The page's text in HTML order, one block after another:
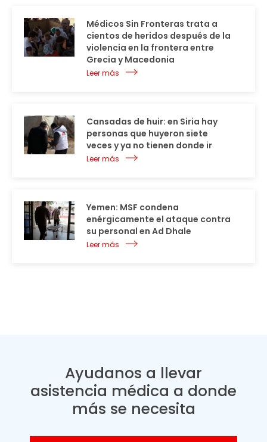
Médicos Sin Fronteras trata a
cientos de heridos después de la
violencia en la frontera entre
Grecia y Macedonia
Leer más
Cansadas de huir: en Siria hay
personas que huyeron siete
veces y ya no tienen donde ir
Leer más
Yemen: MSF condena
enérgicamente el ataque contra
su personal en Ad Dhale
Leer más
Ayudanos a llevar
asistencia médica a donde
más se necesita